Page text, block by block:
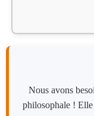
Nous avons
philosophale ! Elle